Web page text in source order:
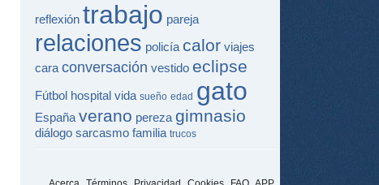
reflexión trabajo pareja
relaciones policía calor viajes
cara conversación vestido eclipse
Fútbol hospital vida sueño edad gato
España verano pereza gimnasio
diálogo sarcasmo familia trucos